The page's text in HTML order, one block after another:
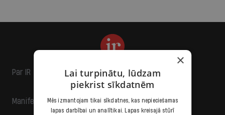
Par IR
Manifests
×
Lai turpinātu, lūdzam
piekrist sīkdatnēm
Mēs izmantojam tikai sīkdatnes, kas nepieciešamas
lapas darbībai un analītikai. Lapas kreisajā stūrī